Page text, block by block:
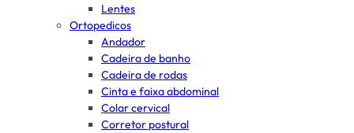
Lentes
Ortopedicos
Andador
Cadeira de banho
Cadeira de rodas
Cinta e faixa abdominal
Colar cervical
Corretor postural